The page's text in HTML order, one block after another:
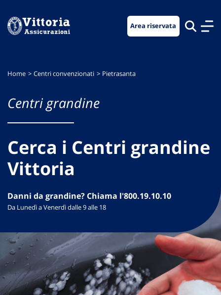
menu
contenuto
footer
Area riservata
Home Centri convenzionati Pietrasanta
Centri grandine
Cerca i Centri grandine
Vittoria
Danni da grandine? Chiama l'800.19.10.10
Da Lunedì a Venerdì dalle 9 alle 18